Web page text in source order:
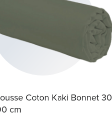
Coton Kaki Bonnet 30
cm